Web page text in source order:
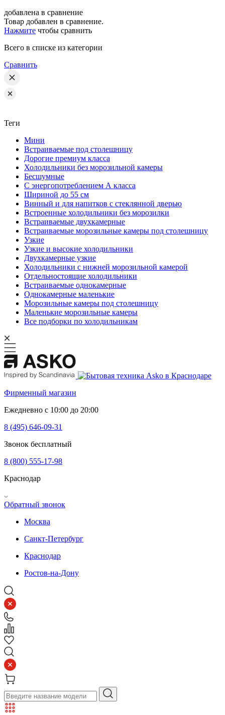
добавлена в сравнение
Товар добавлен в сравнение.
Нажмите чтобы сравнить
Всего в списке из категории
Сравнить
Теги
Мини
Встраиваемые под столешницу
Дорогие премиум класса
Холодильники без морозильной камеры
Бесшумные
С энергопотреблением А класса
Шириной до 55 см
Винный и для напитков с стеклянной дверью
Встроенные холодильники без морозилки
Встраиваемые двухкамерные
Встраиваемые морозильные камеры под столешницу
Узкие
Узкие и высокие холодильники
Двухкамерные узкие
Холодильники с нижней морозильной камерой
Отдельностоящие холодильники
Встраиваемые однокамерные
Однокамерные маленькие
Морозильные камеры под столешницу
Маленькие морозильные камеры
Все подборки по холодильникам
Фирменный магазин
Ежедневно с 10:00 до 20:00
8 (495) 646-09-31
Звонок бесплатный
8 (800) 555-17-98
Краснодар
Обратный звонок
Москва
Санкт-Петербург
Краснодар
Ростов-на-Дону